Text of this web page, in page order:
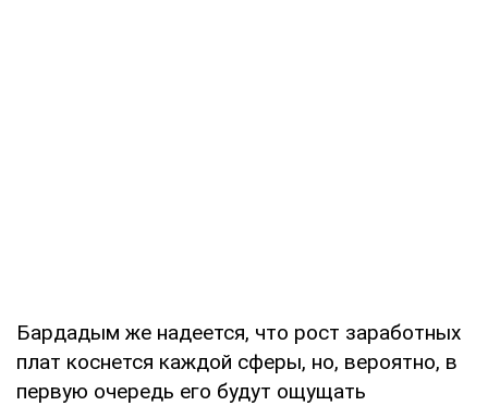
Бардадым же надеется, что рост заработных
плат коснется каждой сферы, но, вероятно, в
первую очередь его будут ощущать